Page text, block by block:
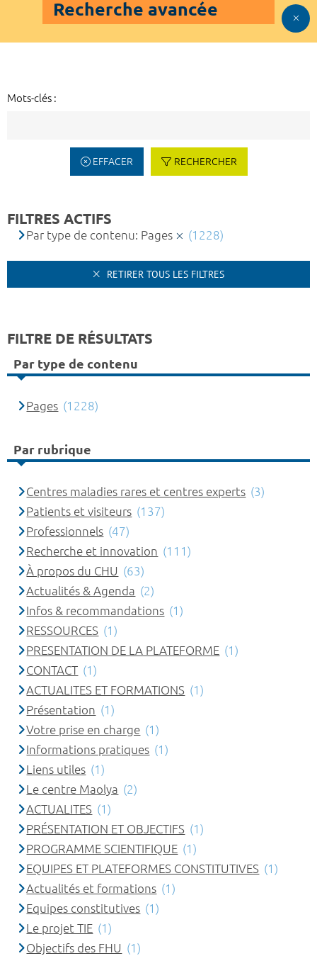
Recherche avancée
Mots-clés :
EFFACER RECHERCHER
FILTRES ACTIFS
Par type de contenu: Pages (1228)
RETIRER TOUS LES FILTRES
FILTRE DE RÉSULTATS
Par type de contenu
Pages (1228)
Par rubrique
Centres maladies rares et centres experts (3)
Patients et visiteurs (137)
Professionnels (47)
Recherche et innovation (111)
À propos du CHU (63)
Actualités & Agenda (2)
Infos & recommandations (1)
RESSOURCES (1)
PRESENTATION DE LA PLATEFORME (1)
CONTACT (1)
ACTUALITES ET FORMATIONS (1)
Présentation (1)
Votre prise en charge (1)
Informations pratiques (1)
Liens utiles (1)
Le centre Maolya (2)
ACTUALITES (1)
PRÉSENTATION ET OBJECTIFS (1)
PROGRAMME SCIENTIFIQUE (1)
EQUIPES ET PLATEFORMES CONSTITUTIVES (1)
Actualités et formations (1)
Equipes constitutives (1)
Le projet TIE (1)
Objectifs des FHU (1)